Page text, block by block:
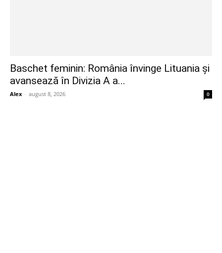
Baschet feminin: România învinge Lituania și
avansează în Divizia A a...
Alex - august 8, 2026 0